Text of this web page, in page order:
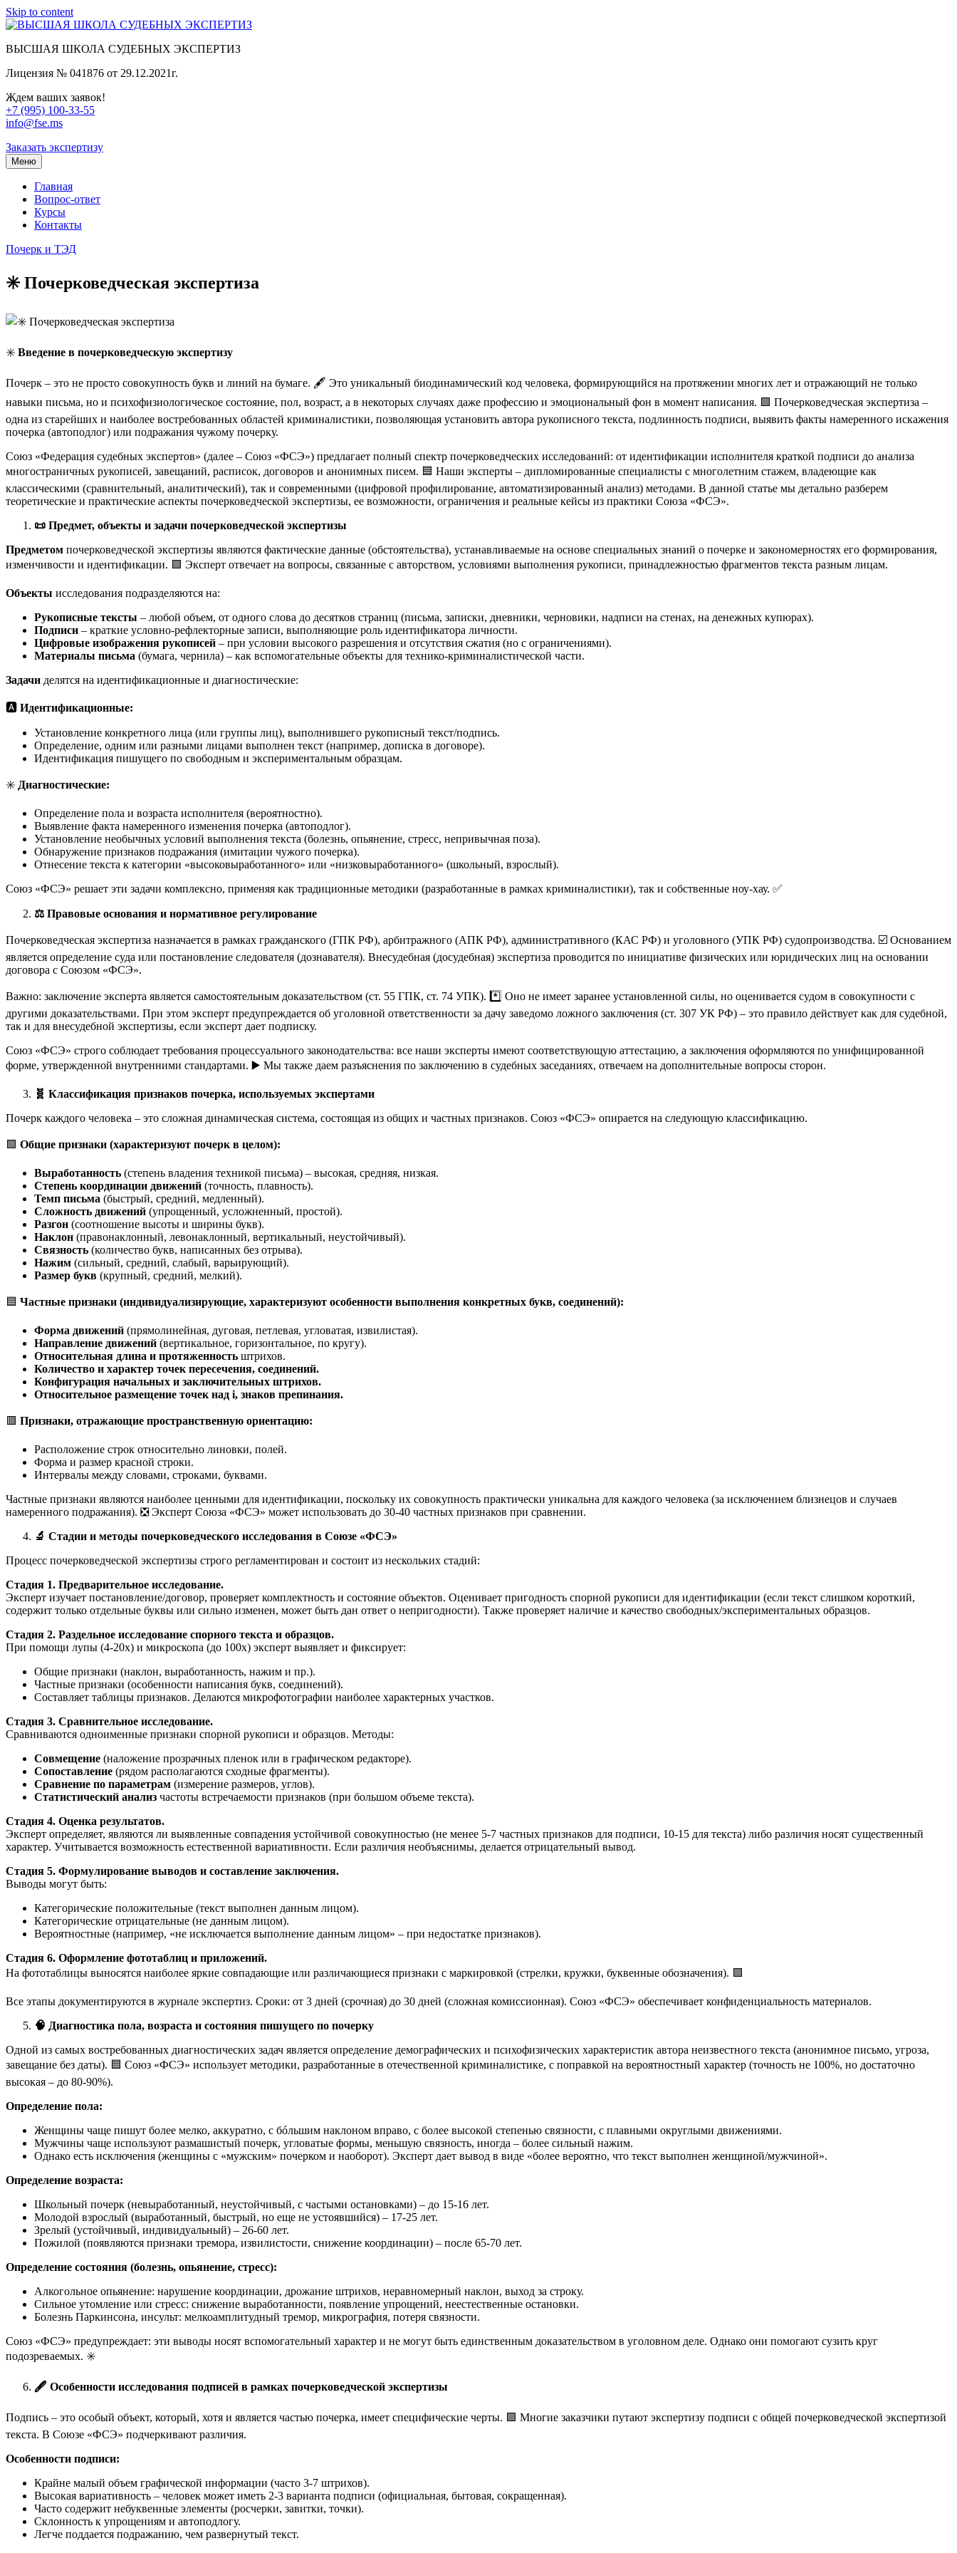
Skip to content
ВЫСШАЯ ШКОЛА СУДЕБНЫХ ЭКСПЕРТИЗ
Лицензия № 041876 от 29.12.2021г.
Ждем ваших заявок!
+7 (995) 100-33-55
info@fse.ms
Заказать экспертизу
Меню
Главная
Вопрос-ответ
Курсы
Контакты
Почерк и ТЭД
✳️ Почерковедческая экспертиза
✳️ Введение в почерковедческую экспертизу
Почерк – это не просто совокупность букв и линий на бумаге. 🖋️ Это уникальный биодинамический код человека, формирующийся на протяжении многих лет и отражающий не только
навыки письма, но и психофизиологическое состояние, пол, возраст, а в некоторых случаях даже профессию и эмоциональный фон в момент написания. 🟩 Почерковедческая экспертиза –
одна из старейших и наиболее востребованных областей криминалистики, позволяющая установить автора рукописного текста, подлинность подписи, выявить факты намеренного искажения
почерка (автоподлог) или подражания чужому почерку.
Союз «Федерация судебных экспертов» (далее – Союз «ФСЭ») предлагает полный спектр почерковедческих исследований: от идентификации исполнителя краткой подписи до анализа
многостраничных рукописей, завещаний, расписок, договоров и анонимных писем. 🟦 Наши эксперты – дипломированные специалисты с многолетним стажем, владеющие как
классическими (сравнительный, аналитический), так и современными (цифровой профилирование, автоматизированный анализ) методами. В данной статье мы детально разберем
теоретические и практические аспекты почерковедческой экспертизы, ее возможности, ограничения и реальные кейсы из практики Союза «ФСЭ».
📜 Предмет, объекты и задачи почерковедческой экспертизы
Предметом почерковедческой экспертизы являются фактические данные (обстоятельства), устанавливаемые на основе специальных знаний о почерке и закономерностях его формирования,
изменчивости и идентификации. 🟩 Эксперт отвечает на вопросы, связанные с авторством, условиями выполнения рукописи, принадлежностью фрагментов текста разным лицам.
Объекты исследования подразделяются на:
Рукописные тексты – любой объем, от одного слова до десятков страниц (письма, записки, дневники, черновики, надписи на стенах, на денежных купюрах).
Подписи – краткие условно-рефлекторные записи, выполняющие роль идентификатора личности.
Цифровые изображения рукописей – при условии высокого разрешения и отсутствия сжатия (но с ограничениями).
Материалы письма (бумага, чернила) – как вспомогательные объекты для технико-криминалистической части.
Задачи делятся на идентификационные и диагностические:
🅰️ Идентификационные:
Установление конкретного лица (или группы лиц), выполнившего рукописный текст/подпись.
Определение, одним или разными лицами выполнен текст (например, дописка в договоре).
Идентификация пишущего по свободным и экспериментальным образцам.
✳️ Диагностические:
Определение пола и возраста исполнителя (вероятностно).
Выявление факта намеренного изменения почерка (автоподлог).
Установление необычных условий выполнения текста (болезнь, опьянение, стресс, непривычная поза).
Обнаружение признаков подражания (имитации чужого почерка).
Отнесение текста к категории «высоковыработанного» или «низковыработанного» (школьный, взрослый).
Союз «ФСЭ» решает эти задачи комплексно, применяя как традиционные методики (разработанные в рамках криминалистики), так и собственные ноу-хау. ✅
⚖️ Правовые основания и нормативное регулирование
Почерковедческая экспертиза назначается в рамках гражданского (ГПК РФ), арбитражного (АПК РФ), административного (КАС РФ) и уголовного (УПК РФ) судопроизводства. ☑️ Основанием
является определение суда или постановление следователя (дознавателя). Внесудебная (досудебная) экспертиза проводится по инициативе физических или юридических лиц на основании
договора с Союзом «ФСЭ».
Важно: заключение эксперта является самостоятельным доказательством (ст. 55 ГПК, ст. 74 УПК). *️⃣ Оно не имеет заранее установленной силы, но оценивается судом в совокупности с
другими доказательствами. При этом эксперт предупреждается об уголовной ответственности за дачу заведомо ложного заключения (ст. 307 УК РФ) – это правило действует как для судебной,
так и для внесудебной экспертизы, если эксперт дает подписку.
Союз «ФСЭ» строго соблюдает требования процессуального законодательства: все наши эксперты имеют соответствующую аттестацию, а заключения оформляются по унифицированной
форме, утвержденной внутренними стандартами. ▶️ Мы также даем разъяснения по заключению в судебных заседаниях, отвечаем на дополнительные вопросы сторон.
🧬 Классификация признаков почерка, используемых экспертами
Почерк каждого человека – это сложная динамическая система, состоящая из общих и частных признаков. Союз «ФСЭ» опирается на следующую классификацию.
🟩 Общие признаки (характеризуют почерк в целом):
Выработанность (степень владения техникой письма) – высокая, средняя, низкая.
Степень координации движений (точность, плавность).
Темп письма (быстрый, средний, медленный).
Сложность движений (упрощенный, усложненный, простой).
Разгон (соотношение высоты и ширины букв).
Наклон (правонаклонный, левонаклонный, вертикальный, неустойчивый).
Связность (количество букв, написанных без отрыва).
Нажим (сильный, средний, слабый, варьирующий).
Размер букв (крупный, средний, мелкий).
🟦 Частные признаки (индивидуализирующие, характеризуют особенности выполнения конкретных букв, соединений):
Форма движений (прямолинейная, дуговая, петлевая, угловатая, извилистая).
Направление движений (вертикальное, горизонтальное, по кругу).
Относительная длина и протяженность штрихов.
Количество и характер точек пересечения, соединений.
Конфигурация начальных и заключительных штрихов.
Относительное размещение точек над i, знаков препинания.
🟥 Признаки, отражающие пространственную ориентацию:
Расположение строк относительно линовки, полей.
Форма и размер красной строки.
Интервалы между словами, строками, буквами.
Частные признаки являются наиболее ценными для идентификации, поскольку их совокупность практически уникальна для каждого человека (за исключением близнецов и случаев
намеренного подражания). ❎ Эксперт Союза «ФСЭ» может использовать до 30-40 частных признаков при сравнении.
🔬 Стадии и методы почерковедческого исследования в Союзе «ФСЭ»
Процесс почерковедческой экспертизы строго регламентирован и состоит из нескольких стадий:
Стадия 1. Предварительное исследование.
Эксперт изучает постановление/договор, проверяет комплектность и состояние объектов. Оценивает пригодность спорной рукописи для идентификации (если текст слишком короткий,
содержит только отдельные буквы или сильно изменен, может быть дан ответ о непригодности). Также проверяет наличие и качество свободных/экспериментальных образцов.
Стадия 2. Раздельное исследование спорного текста и образцов.
При помощи лупы (4-20х) и микроскопа (до 100х) эксперт выявляет и фиксирует:
Общие признаки (наклон, выработанность, нажим и пр.).
Частные признаки (особенности написания букв, соединений).
Составляет таблицы признаков. Делаются микрофотографии наиболее характерных участков.
Стадия 3. Сравнительное исследование.
Сравниваются одноименные признаки спорной рукописи и образцов. Методы:
Совмещение (наложение прозрачных пленок или в графическом редакторе).
Сопоставление (рядом располагаются сходные фрагменты).
Сравнение по параметрам (измерение размеров, углов).
Статистический анализ частоты встречаемости признаков (при большом объеме текста).
Стадия 4. Оценка результатов.
Эксперт определяет, являются ли выявленные совпадения устойчивой совокупностью (не менее 5-7 частных признаков для подписи, 10-15 для текста) либо различия носят существенный
характер. Учитывается возможность естественной вариативности. Если различия необъяснимы, делается отрицательный вывод.
Стадия 5. Формулирование выводов и составление заключения.
Выводы могут быть:
Категорические положительные (текст выполнен данным лицом).
Категорические отрицательные (не данным лицом).
Вероятностные (например, «не исключается выполнение данным лицом» – при недостатке признаков).
Стадия 6. Оформление фототаблиц и приложений.
На фототаблицы выносятся наиболее яркие совпадающие или различающиеся признаки с маркировкой (стрелки, кружки, буквенные обозначения). 🟩
Все этапы документируются в журнале экспертиз. Сроки: от 3 дней (срочная) до 30 дней (сложная комиссионная). Союз «ФСЭ» обеспечивает конфиденциальность материалов.
🧠 Диагностика пола, возраста и состояния пишущего по почерку
Одной из самых востребованных диагностических задач является определение демографических и психофизических характеристик автора неизвестного текста (анонимное письмо, угроза,
завещание без даты). 🟦 Союз «ФСЭ» использует методики, разработанные в отечественной криминалистике, с поправкой на вероятностный характер (точность не 100%, но достаточно
высокая – до 80-90%).
Определение пола:
Женщины чаще пишут более мелко, аккуратно, с бóльшим наклоном вправо, с более высокой степенью связности, с плавными округлыми движениями.
Мужчины чаще используют размашистый почерк, угловатые формы, меньшую связность, иногда – более сильный нажим.
Однако есть исключения (женщины с «мужским» почерком и наоборот). Эксперт дает вывод в виде «более вероятно, что текст выполнен женщиной/мужчиной».
Определение возраста:
Школьный почерк (невыработанный, неустойчивый, с частыми остановками) – до 15-16 лет.
Молодой взрослый (выработанный, быстрый, но еще не устоявшийся) – 17-25 лет.
Зрелый (устойчивый, индивидуальный) – 26-60 лет.
Пожилой (появляются признаки тремора, извилистости, снижение координации) – после 65-70 лет.
Определение состояния (болезнь, опьянение, стресс):
Алкогольное опьянение: нарушение координации, дрожание штрихов, неравномерный наклон, выход за строку.
Сильное утомление или стресс: снижение выработанности, появление упрощений, неестественные остановки.
Болезнь Паркинсона, инсульт: мелкоамплитудный тремор, микрография, потеря связности.
Союз «ФСЭ» предупреждает: эти выводы носят вспомогательный характер и не могут быть единственным доказательством в уголовном деле. Однако они помогают сузить круг
подозреваемых. ✳️
🖋️ Особенности исследования подписей в рамках почерковедческой экспертизы
Подпись – это особый объект, который, хотя и является частью почерка, имеет специфические черты. 🟩 Многие заказчики путают экспертизу подписи с общей почерковедческой экспертизой
текста. В Союзе «ФСЭ» подчеркивают различия.
Особенности подписи:
Крайне малый объем графической информации (часто 3-7 штрихов).
Высокая вариативность – человек может иметь 2-3 варианта подписи (официальная, бытовая, сокращенная).
Часто содержит небуквенные элементы (росчерки, завитки, точки).
Склонность к упрощениям и автоподлогу.
Легче поддается подражанию, чем развернутый текст.